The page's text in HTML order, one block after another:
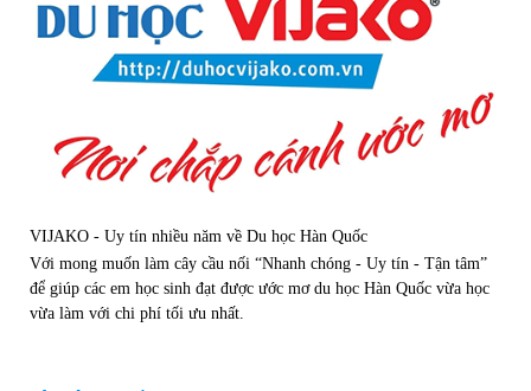
VIJAKO - Uy tín nhiều năm về Du học Hàn Quốc
Với mong muốn làm cây cầu nối “Nhanh chóng - Uy tín - Tận tâm”
để giúp các em học sinh đạt được ước mơ du học Hàn Quốc vừa học
vừa làm với chi phí tối ưu nhất.